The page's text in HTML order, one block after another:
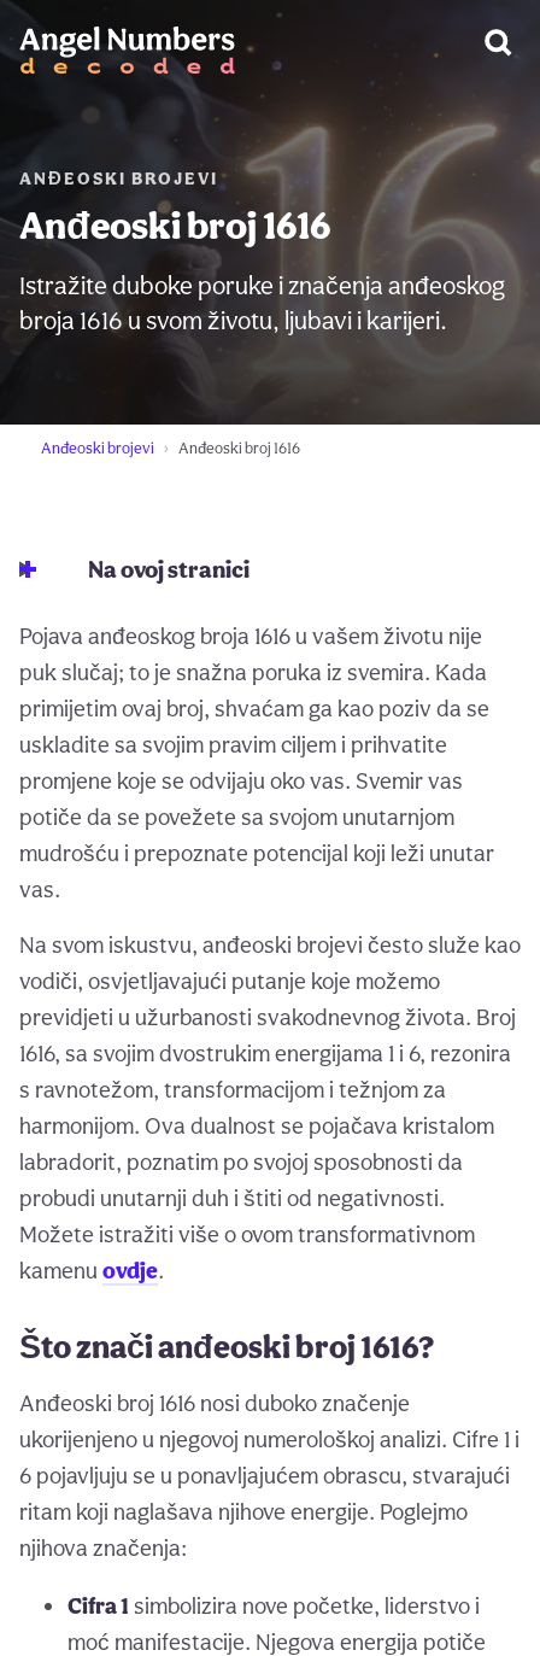
ANĐEOSKI BROJEVI
Anđeoski broj 1616
Istražite duboke poruke i značenja anđeoskog
broja 1616 u svom životu, ljubavi i karijeri.
Anđeoski brojevi Anđeoski broj 1616
Na ovoj stranici
Pojava anđeoskog broja 1616 u vašem životu nije
puk slučaj; to je snažna poruka iz svemira. Kada
primijetim ovaj broj, shvaćam ga kao poziv da se
uskladite sa svojim pravim ciljem i prihvatite
promjene koje se odvijaju oko vas. Svemir vas
potiče da se povežete sa svojom unutarnjom
mudrošću i prepoznate potencijal koji leži unutar
vas.
Na svom iskustvu, anđeoski brojevi često služe kao
vodiči, osvjetljavajući putanje koje možemo
previdjeti u užurbanosti svakodnevnog života. Broj
1616, sa svojim dvostrukim energijama 1 i 6, rezonira
s ravnotežom, transformacijom i težnjom za
harmonijom. Ova dualnost se pojačava kristalom
labradorit, poznatim po svojoj sposobnosti da
probudi unutarnji duh i štiti od negativnosti.
Možete istražiti više o ovom transformativnom
kamenu ovdje.
Što znači anđeoski broj 1616?
Anđeoski broj 1616 nosi duboko značenje
ukorijenjeno u njegovoj numerološkoj analizi. Cifre 1 i
6 pojavljuju se u ponavljajućem obrascu, stvarajući
ritam koji naglašava njihove energije. Poglejmo
njihova značenja:
Cifra 1 simbolizira nove početke, liderstvo i
moć manifestacije. Njegova energija potiče
UPOZORENJE: